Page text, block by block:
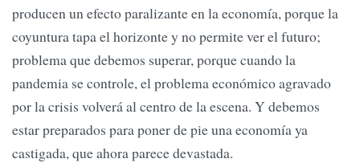
producen un efecto paralizante en la economía, porque la
coyuntura tapa el horizonte y no permite ver el futuro;
problema que debemos superar, porque cuando la
pandemia se controle, el problema económico agravado
por la crisis volverá al centro de la escena. Y debemos
estar preparados para poner de pie una economía ya
castigada, que ahora parece devastada.